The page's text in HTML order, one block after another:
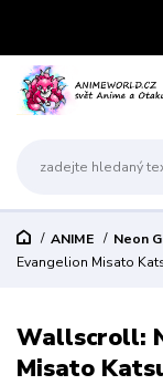
ANIME Neon
Evangelion Misato
Wallscroll:
Misato